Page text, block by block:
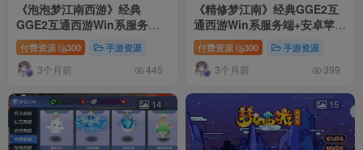
《泡泡梦江南西游》经典
GGE2互通西游Win系服务端
+安卓苹果PC三端互通+全套源
码+详细搭建教程
付费资源 300 手游资源
3个月前 445
《精修梦江南》经典GGE2互
通西游Win系服务端+安卓苹果
PC三端互通+全套源码+详细搭
建教程
付费资源 300 手游资源
3个月前 399
14 15